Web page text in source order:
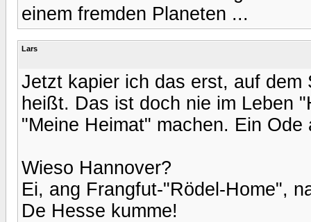
einem fremden Planeten ...
Lars
Jetzt kapier ich das erst, auf dem
heißt. Das ist doch nie im Leben
"Meine Heimat" machen. Ein
Wieso Hannover?
Ei, ang Frangfut-"Rödel-Home",
De Hesse kumme!